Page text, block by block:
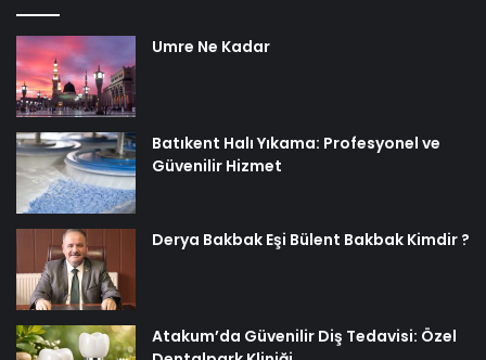
Umre Ne Kadar
Batıkent Halı Yıkama: Profesyonel ve
Güvenilir Hizmet
Derya Bakbak Eşi Bülent Bakbak Kimdir ?
Atakum’da Güvenilir Diş Tedavisi: Özel